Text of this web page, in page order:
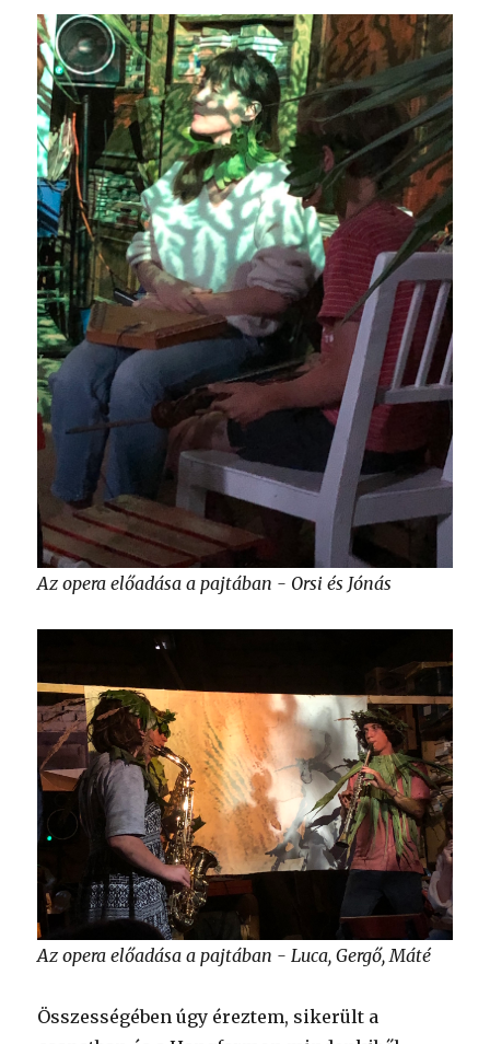
Az opera előadása a pajtában - Orsi és Jónás
Az opera előadása a pajtában - Luca, Gergő, Máté
Összességében úgy éreztem, sikerült a